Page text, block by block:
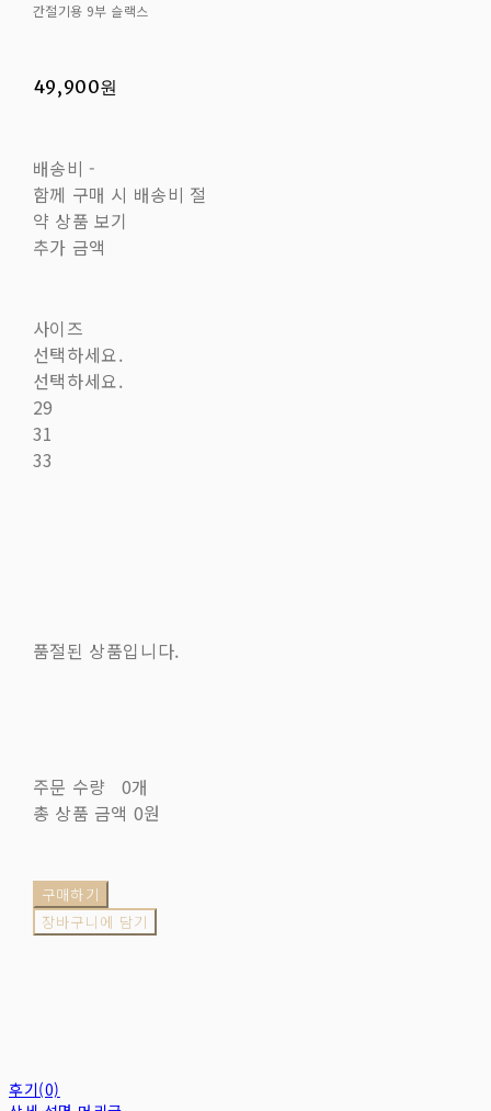
간절기용 9부 슬랙스
49,900원
배송비 -
함께 구매 시 배송비 절
약 상품 보기
추가 금액
사이즈
선택하세요.
선택하세요.
29
31
33
품절된 상품입니다.
주문 수량
0개
총 상품 금액 0원
구매하기
장바구니에 담기
후기(0)